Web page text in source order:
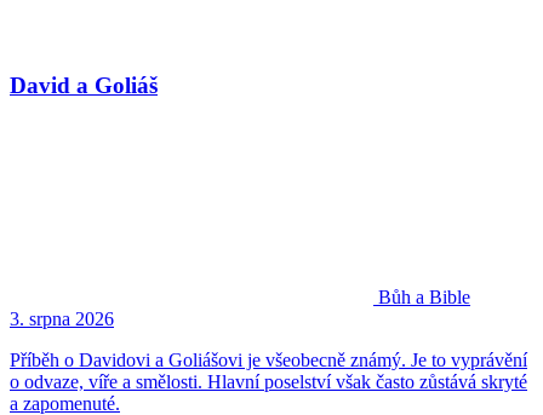
David a Goliáš
Bůh a Bible
3. srpna 2026
Příběh o Davidovi a Goliášovi je všeobecně známý. Je to vyprávění
o odvaze, víře a smělosti. Hlavní poselství však často zůstává skryté
a zapomenuté.